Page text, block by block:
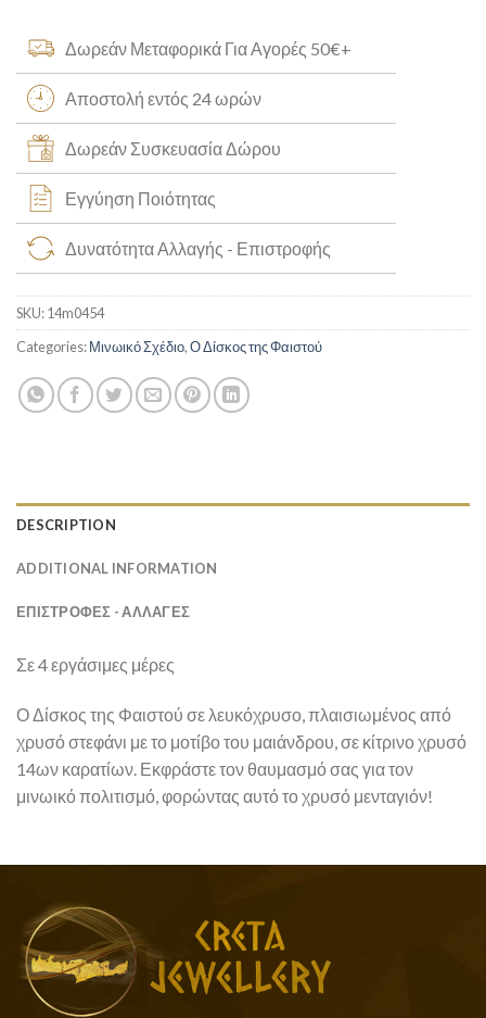
Δωρεάν Μεταφορικά Για Αγορές 50€+
Αποστολή εντός 24 ωρών
Δωρεάν Συσκευασία Δώρου
Εγγύηση Ποιότητας
Δυνατότητα Αλλαγής - Επιστροφής
SKU:14m0454
Categories:Μινωικό Σχέδιο,Ο Δίσκος της Φαιστού
DESCRIPTION
ADDITIONAL INFORMATION
ΕΠΙΣΤΡΟΦΕΣ - ΑΛΛΑΓΕΣ
Σε 4 εργάσιμες μέρες
Ο Δίσκος της Φαιστού σε λευκόχρυσο, πλαισιωμένος από
χρυσό στεφάνι με το μοτίβο του μαιάνδρου, σε κίτρινο χρυσό
14ων καρατίων. Εκφράστε τον θαυμασμό σας για τον
μινωικό πολιτισμό, φορώντας αυτό το χρυσό μενταγιόν!